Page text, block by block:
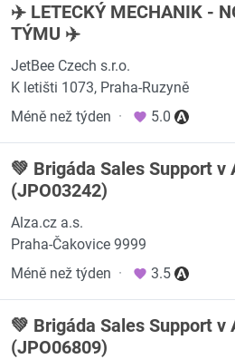
✈️ LETECKÝ MECHANIK -
TÝMU ✈️
JetBee Czech s.r.o.
K letišti 1073, Praha-Ruzyně
Méně než týden · 5.0
💚 Brigáda Sales Support v
(JPO03242)
Alza.cz a.s.
Praha-Čakovice 9999
Méně než týden · 3.5
💚 Brigáda Sales Support v
(JPO06809)